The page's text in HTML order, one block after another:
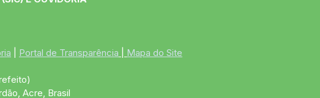
Portal de Transparência Mapa do Site
Acre, Brasil